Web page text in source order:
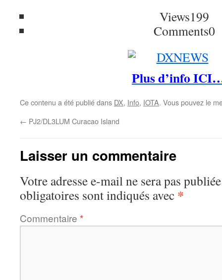
Views199
Comments0
Plus d’info
Ce contenu a été publié dans DX, Info, IOTA. Vous pouvez le
← PJ2/DL3LUM Curacao Island
Laisser un commentaire
Votre adresse e-mail ne sera pas
obligatoires sont indiqués avec *
Commentaire *